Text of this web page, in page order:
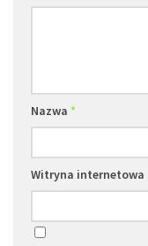
Nazwa *
Witryna internetowa